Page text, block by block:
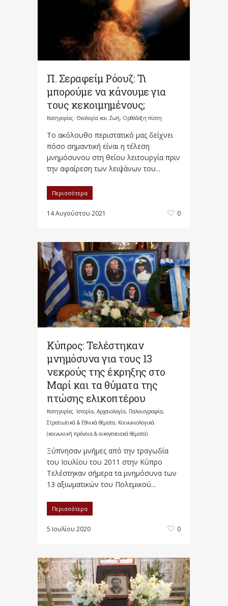
Π. Σεραφείμ Ρόουζ: Τι
μπορούμε να κάνουμε για
τους κεκοιμημένους;
Κατηγορίες: Θεολογία και Ζωή, Ορθόδοξη πίστη
Το ακόλουθο περιστατικό μας δείχνει
πόσο σημαντική είναι η τέλεση
μνημόσυνου στη θείου λειτουργία πριν
την αφαίρεση των λειψάνων του...
Περισσότερα
14 Αυγούστου 2021 0
Κύπρος: Τελέστηκαν
μνημόσυνα για τους 13
νεκρούς της έκρηξης στο
Μαρί και τα θύματα της
πτώσης ελικοπτέρου
Κατηγορίες: Ιστορία, Αρχαιολογία, Παλαιογραφία,
Στρατιωτικά & Εθνικά θέματα, Κοινωνιολογικά
(κοινωνική πρόνοια & οικογενειακά θέματα)
Ξύπνησαν μνήμες από την τραγωδία
του Ιουλίου του 2011 στην Κύπρο
Τελέστηκαν σήμερα τα μνημόσυνα των
13 αξιωματικών του Πολεμικού...
Περισσότερα
5 Ιουλίου 2020 0